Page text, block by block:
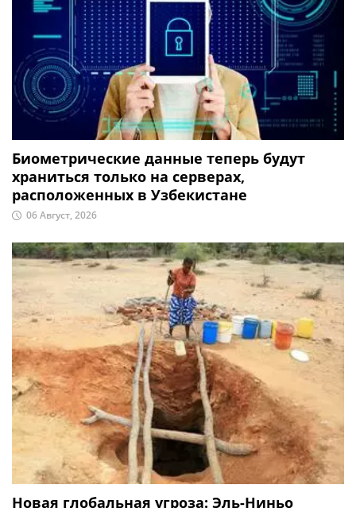
Биометрические данные теперь будут
храниться только на серверах,
расположенных в Узбекистане
06 Август, 2026
Новая глобальная угроза: Эль-Ниньо